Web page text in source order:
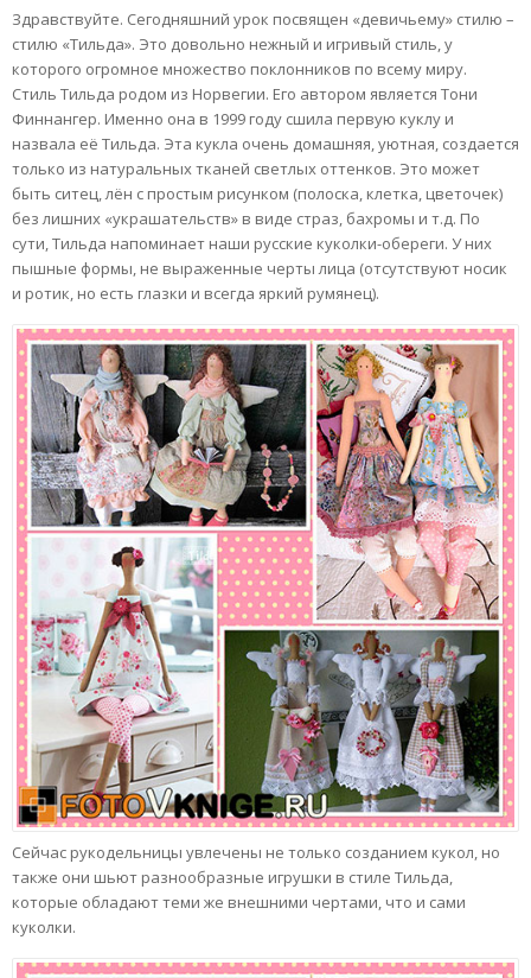
Здравствуйте. Сегодняшний урок посвящен «девичьему» стилю –
стилю «Тильда». Это довольно нежный и игривый стиль, у
которого огромное множество поклонников по всему миру.
Стиль Тильда родом из Норвегии. Его автором является Тони
Финнангер. Именно она в 1999 году сшила первую куклу и
назвала её Тильда. Эта кукла очень домашняя, уютная, создается
только из натуральных тканей светлых оттенков. Это может
быть ситец, лён с простым рисунком (полоска, клетка, цветочек)
без лишних «украшательств» в виде страз, бахромы и т.д. По
сути, Тильда напоминает наши русские куколки-обереги. У них
пышные формы, не выраженные черты лица (отсутствуют носик
и ротик, но есть глазки и всегда яркий румянец).
Сейчас рукодельницы увлечены не только созданием кукол, но
также они шьют разнообразные игрушки в стиле Тильда,
которые обладают теми же внешними чертами, что и сами
куколки.